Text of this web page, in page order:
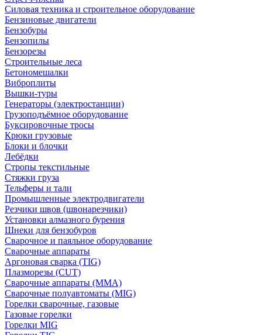
Силовая техника и строительное оборудование
Бензиновые двигатели
Бензобуры
Бензопилы
Бензорезы
Строительные леса
Бетономешалки
Виброплиты
Вышки-туры
Генераторы (электростанции)
Грузоподъёмное оборудование
Буксировочные тросы
Крюки грузовые
Блоки и блочки
Лебёдки
Стропы текстильные
Стяжки груза
Тельферы и тали
Промышленные электродвигатели
Резчики швов (швонарезчики)
Установки алмазного бурения
Шнеки для бензобуров
Сварочное и паяльное оборудование
Сварочные аппараты
Аргоновая сварка (TIG)
Плазморезы (CUT)
Сварочные аппараты (MMA)
Сварочные полуавтоматы (MIG)
Горелки сварочные, газовые
Газовые горелки
Горелки MIG